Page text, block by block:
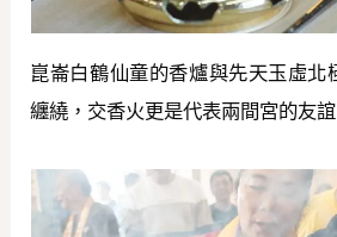
崑崙白鶴仙童的香爐與先天玉虛北
纏繞，交香火更是代表兩間宮的友誼